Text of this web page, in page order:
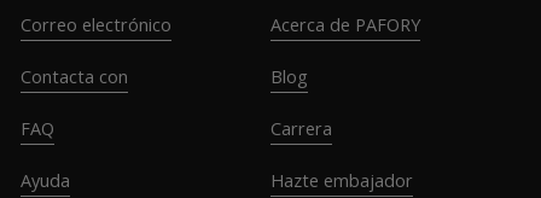
Correo electrónico
Contacta con
FAQ
Ayuda
Acerca de PAFORY
Blog
Carrera
Hazte embajador